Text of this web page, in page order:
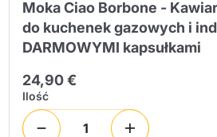
Moka Ciao Borbone -
do kuchenek gazowych i
DARMOWYMI kapsułkami
24,90 €
Ilość